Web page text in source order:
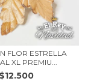
FLOR ESTRELLA
XL PREMIU...
$12.500